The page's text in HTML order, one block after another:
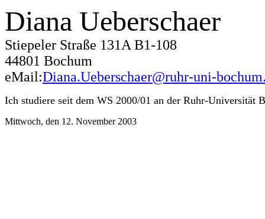
Diana Ueberschaer
Stiepeler Straße 131A B1-108
44801 Bochum
eMail:Diana.Ueberschaer@ruhr-uni-
Ich studiere seit dem WS 2000/01 an der Ruhr-Universität
Mittwoch, den 12. November 2003